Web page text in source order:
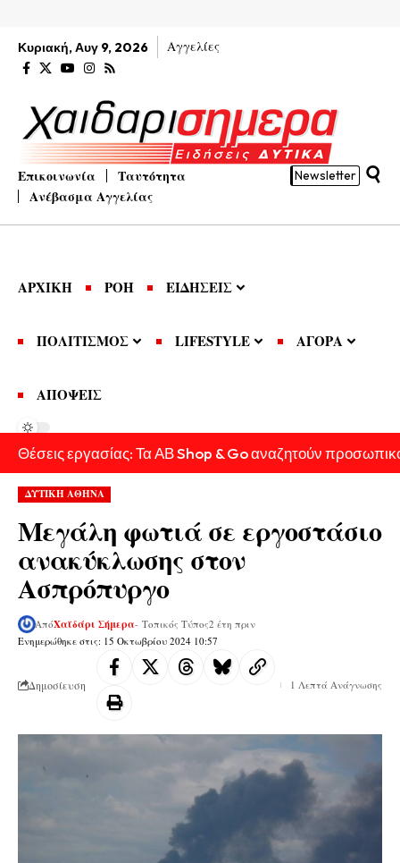
Κυριακή, Αυγ 9, 2026 Αγγελίες
Επικοινωνία
Ταυτότητα
Ανέβασμα Αγγελίας
Newsletter
ΑΡΧΙΚΗ ΡΟΗ ΕΙΔΗΣΕΙΣ
ΠΟΛΙΤΙΣΜΟΣ LIFESTYLE ΑΓΟΡΑ
ΑΠΟΨΕΙΣ
Θέσεις εργασίας: Τα ΑΒ Shop & Go αναζητούν
ΔΥΤΙΚΗ ΑΘΗΝΑ
Μεγάλη φωτιά σε εργοστάσιο
ανακύκλωσης στον
Ασπρόπυργο
Ενημερώθηκε στις: 15 Οκτωβρίου 2024 10:57
ΑπόΧαϊδάρι Σήμερα- Τοπικός Τύπος2 έτη πριν
Δημοσίευση 1 Λεπτά Ανάγνωσης